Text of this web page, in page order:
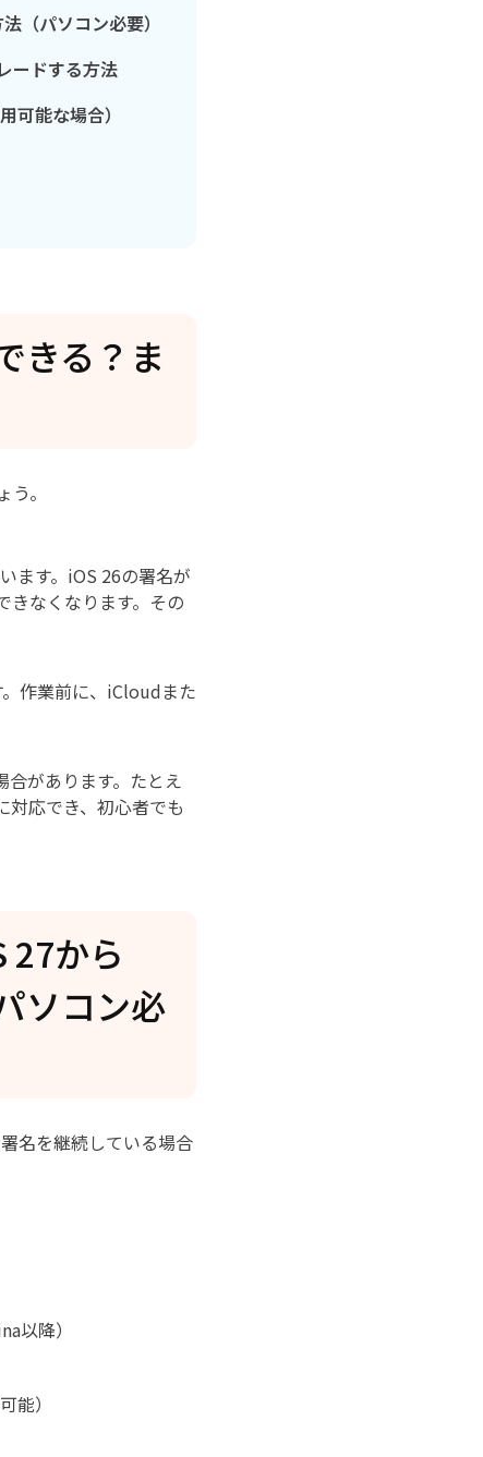
（パソコン必要）
ードする方法
可能な場合）
きる？ま
。
ます。iOS 26の署名が
きなくなります。その
作業前に、iCloudまた
があります。たとえ
応でき、初心者でも
から
ソコン必
名を継続している場合
以降）
能）